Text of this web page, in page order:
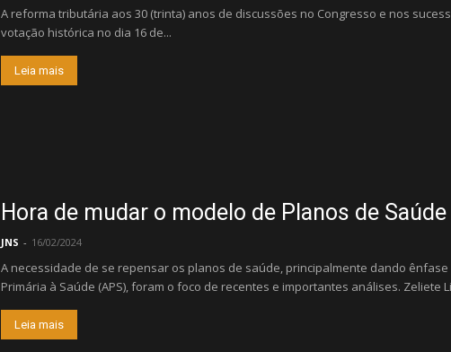
A reforma tributária aos 30 (trinta) anos de discussões no Congresso e nos
votação histórica no dia 16 de...
Leia mais
Hora de mudar o modelo de Planos de Saúde
JNS - 16/02/2024
A necessidade de se repensar os planos de saúde, principalmente dando
Primária à Saúde (APS), foram o foco de recentes e importantes análises. Zeliete
Leia mais